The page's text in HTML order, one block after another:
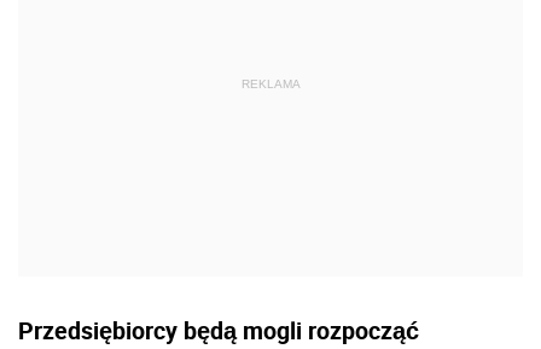
Przedsiębiorcy będą mogli rozpocząć